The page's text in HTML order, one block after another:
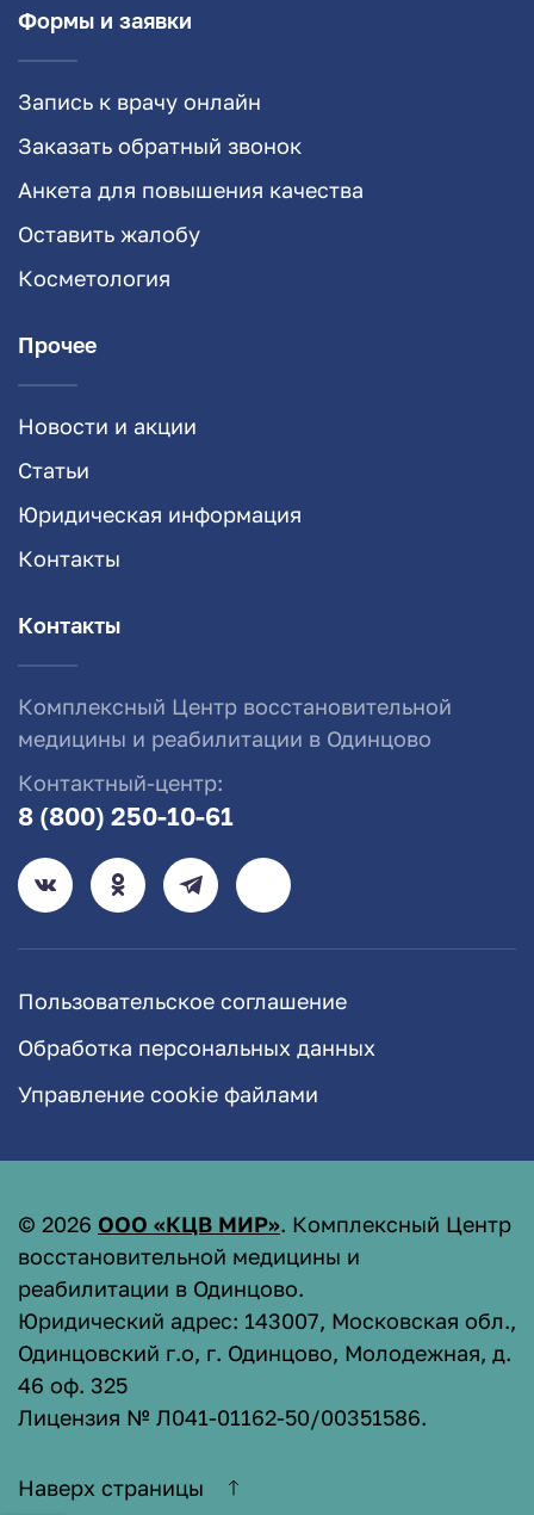
Формы и заявки
Запись к врачу онлайн
Заказать обратный звонок
Анкета для повышения качества
Оставить жалобу
Косметология
Прочее
Новости и акции
Статьи
Юридическая информация
Контакты
Контакты
Комплексный Центр восстановительной
медицины и реабилитации в Одинцово
Контактный-центр:
8 (800) 250-10-61
Пользовательское соглашение
Обработка персональных данных
Управление cookie файлами
© 2026 ООО «КЦВ МИР». Комплексный Центр
восстановительной медицины и
реабилитации в Одинцово.
Юридический адрес: 143007, Московская обл.,
Одинцовский г.о, г. Одинцово, Молодежная, д.
46 оф. 325
Лицензия № Л041-01162-50/00351586.
Наверх страницы